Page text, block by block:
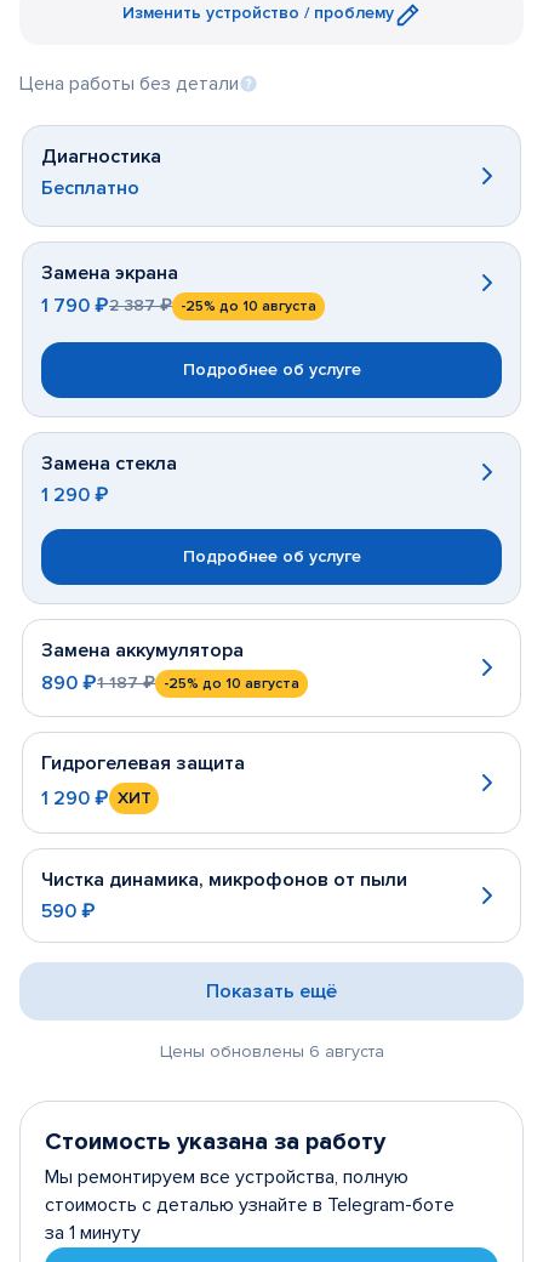
Изменить устройство / проблему
Цена работы без детали
Диагностика
Бесплатно
Замена экрана
1 790 ₽2 387 ₽ -25% до 10 августа
Подробнее об услуге
Замена стекла
1 290 ₽
Подробнее об услуге
Замена аккумулятора
890 ₽1 187 ₽ -25% до 10 августа
Гидрогелевая защита
1 290 ₽ ХИТ
Чистка динамика, микрофонов от пыли
590 ₽
Цены обновлены 6 августа
Показать ещё
Стоимость указана за работу
Мы ремонтируем все устройства, полную
стоимость с деталью узнайте в Telegram-боте
за 1 минуту